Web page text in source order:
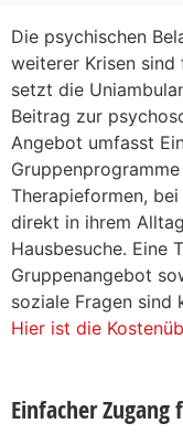
Die psychischen
weiterer Krisen sind
setzt die
Beitrag zur
Angebot umfasst
Therapieformen,
direkt in ihrem
Hausbesuche. Eine
Gruppenangebot
soziale Fragen sind
Hier ist die
Einfacher Zugang